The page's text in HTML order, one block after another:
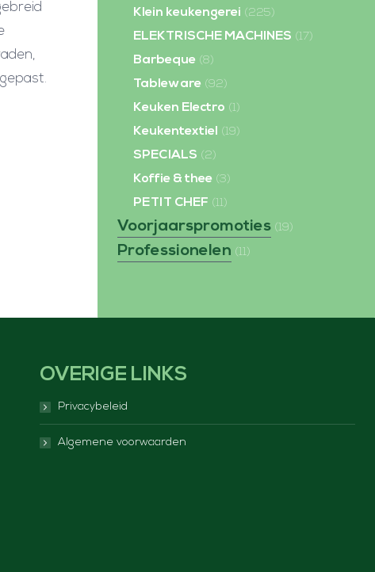
Klein keukengerei (225)
ELEKTRISCHE MACHINES (17)
Barbeque (8)
Tableware (92)
Keuken Electro (1)
Keukentextiel (19)
SPECIALS (2)
Koffie & thee (3)
PETIT CHEF (11)
Voorjaarspromoties (19)
Professionelen (11)
OVERIGE LINKS
Privacybeleid
Algemene voorwaarden